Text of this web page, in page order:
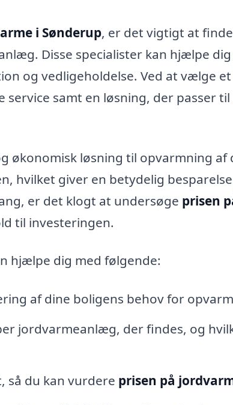
i Sønderup, er det vigtigt at
Disse specialister kan hjælpe
og vedligeholdelse. Ved at vælge
samt en løsning, der passer
økonomisk løsning til opvarmning af
hvilket giver en betydelig
er det klogt at undersøge prisen
til investeringen.
hjælpe dig med følgende:
af dine boligens behov for
jordvarmeanlæg, der findes, og
så du kan vurdere prisen på